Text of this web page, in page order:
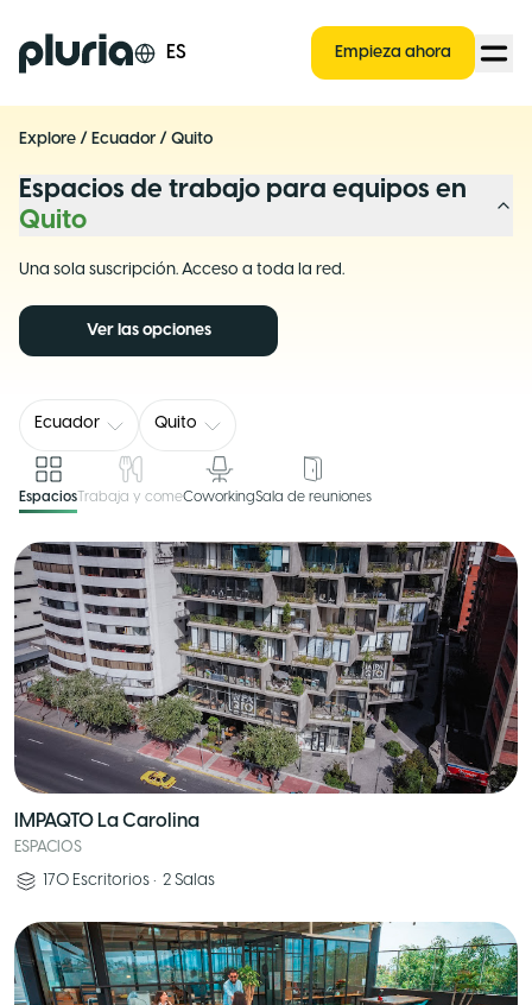
Logo Pluria ES Empieza ahora
Explore / Ecuador / Quito
Espacios de trabajo para equipos en
Quito
Una sola suscripción. Acceso a toda la red.
Ver las opciones
Ecuador Quito
EspaciosTrabaja y comeCoworkingSala de reuniones
IMPAQTO La Carolina
ESPACIOS
170 Escritorios • 2 Salas